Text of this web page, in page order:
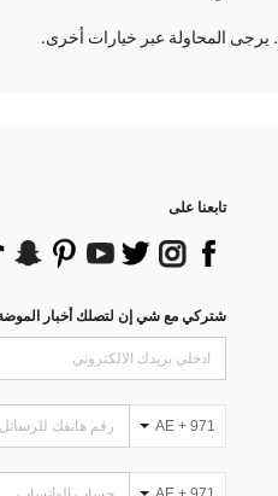
يرجى المحاولة عبر خيارات أخرى.
تابعنا على
شتركي مع شي إن لتصلك أخبار
AE + 971